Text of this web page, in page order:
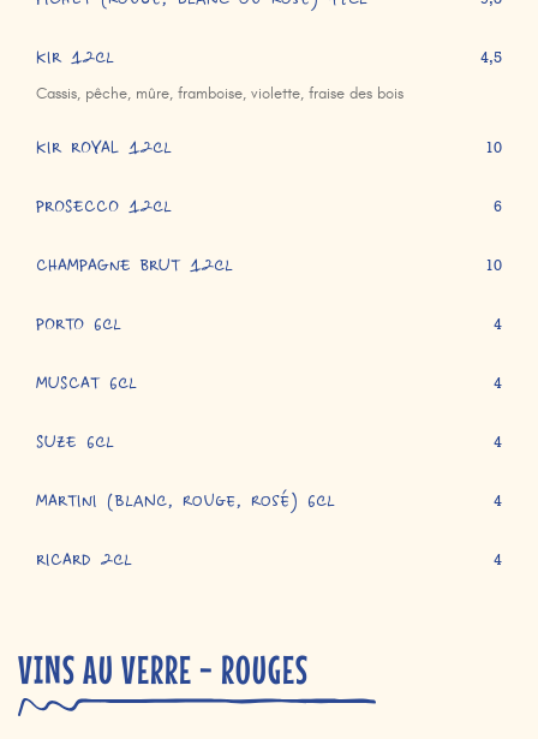
KIR 12cl
Cassis, pêche, mûre, framboise, violette, fraise des bois
4,5
KIR ROYAL 12cl 10
PROSECCO 12cl 6
CHAMPAGNE BRUT 12cl 10
PORTO 6cl 4
MUSCAT 6cl 4
SUZE 6cl 4
MARTINI (blanc, rouge, rosé) 6cl 4
RICARD 2cl 4
VINS AU VERRE - ROUGES